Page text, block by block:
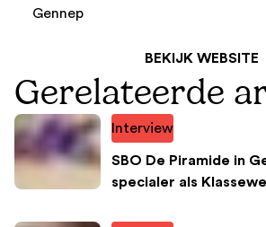
Gennep
BEKIJK WEBSITE
Gerelateerde
Interview
SBO De Piramide in
specialer als